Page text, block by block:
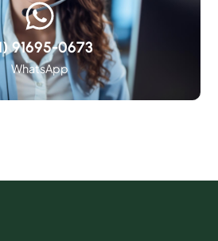
91695-0673
WhatsApp